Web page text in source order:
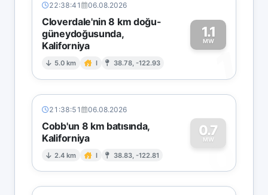
22:38:41 06.08.2026
Cloverdale'nin 8 km doğu-
güneydoğusunda,
Kaliforniya
5.0 km I 38.78, -122.93
1.1
MW
1
21:38:51 06.08.2026
Cobb'un 8 km batısında,
Kaliforniya
2.4 km I 38.83, -122.81
0.7
MW
0